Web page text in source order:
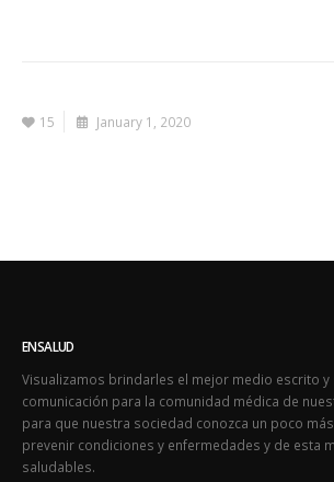
15 January 1, 2020
ENSALUD
Visualizamos brindarles el mejor medio escrito y
comunicación para la comunidad médica de
para que nuestra sociedad conozca un poco
prevenir condiciones y enfermedades y de esta
saludables.